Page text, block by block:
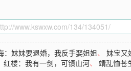
：妹妹要退婚，我反手娶姐姐、妹宝又
红楼：我有一剑，可镇山河、靖乱恤苍